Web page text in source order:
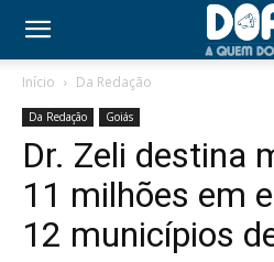
Início Da Redação
Da Redação Goiás
Dr. Zeli destina
11 milhões em
12 municípios